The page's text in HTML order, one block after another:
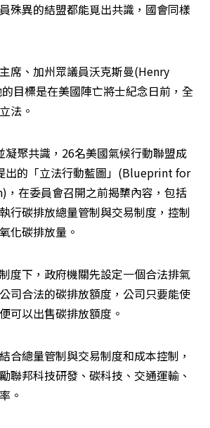
殊異的結盟都能覓出共識，國會同樣
席、加州眾議員沃克斯曼(Henry
目標是在美國陣亡將士紀念日前，全
法。
凝聚共識，26名美國氣候行動聯盟成
出的「立法行動藍圖」(Blueprint for
在委員會召開之前揭櫫內容，包括
行碳排放總量管制與交易制度，控制
化碳排放量。
度下，政府機關先設定一個合法排氣
司合法的碳排放額度，公司只要能使
可以出售碳排放額度。
合總量管制與交易制度和成本控制，
聯邦科技研發、碳科技、交通運輸、
。